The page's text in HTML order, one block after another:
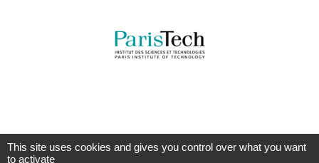
This site uses cookies and gives you control over what you want
to activate